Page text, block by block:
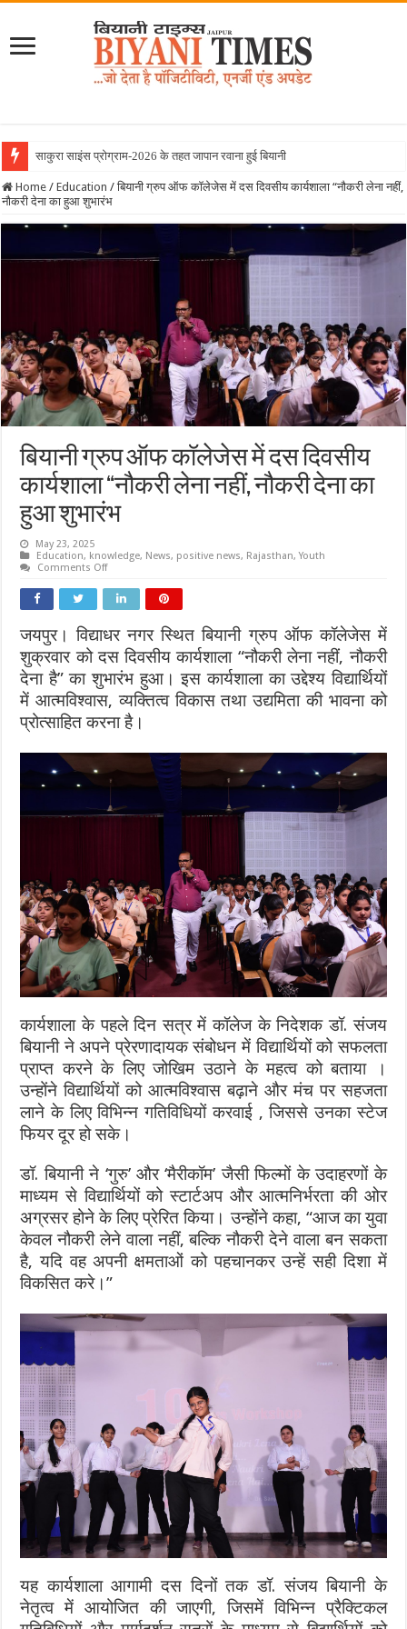
साकुरा साइंस प्रोग्राम-2026 के तहत जापान रवाना हुई बियानी ग्रुप ऑफ कॉलेजेज क
Home / Education / बियानी ग्रुप ऑफ कॉलेजेस में दस दिवसीय कार्यशाला “नौकरी लेना नहीं,
नौकरी देना का हुआ शुभारंभ
बियानी ग्रुप ऑफ कॉलेजेस में दस दिवसीय
कार्यशाला “नौकरी लेना नहीं, नौकरी देना का
हुआ शुभारंभ
May 23, 2025
Education, knowledge, News, positive news, Rajasthan,Youth
Comments Offon
ग्रुप
ऑफ
कॉलेजेस
दस
दिवसीय
कार्यशाला
“नौकरी
लेना
नहीं,
नौकरी
देना
का
शुभारंभ
जयपुर। विद्याधर नगर स्थित बियानी ग्रुप ऑफ कॉलेजेस में
शुक्रवार को दस दिवसीय कार्यशाला “नौकरी लेना नहीं, नौकरी
देना है” का शुभारंभ हुआ। इस कार्यशाला का उद्देश्य विद्यार्थियों
में आत्मविश्वास, व्यक्तित्व विकास तथा उद्यमिता की भावना को
प्रोत्साहित करना है।
कार्यशाला के पहले दिन सत्र में कॉलेज के निदेशक डॉ. संजय
बियानी ने अपने प्रेरणादायक संबोधन में विद्यार्थियों को सफलता
प्राप्त करने के लिए जोखिम उठाने के महत्व को बताया ।
उन्होंने विद्यार्थियों को आत्मविश्वास बढ़ाने और मंच पर सहजता
लाने के लिए विभिन्न गतिविधियों करवाई , जिससे उनका स्टेज
फियर दूर हो सके।
डॉ. बियानी ने ‘गुरु’ और ‘मैरीकॉम’ जैसी फिल्मों के उदाहरणों के
माध्यम से विद्यार्थियों को स्टार्टअप और आत्मनिर्भरता की ओर
अग्रसर होने के लिए प्रेरित किया। उन्होंने कहा, “आज का युवा
केवल नौकरी लेने वाला नहीं, बल्कि नौकरी देने वाला बन सकता
है, यदि वह अपनी क्षमताओं को पहचानकर उन्हें सही दिशा में
विकसित करे।”
यह कार्यशाला आगामी दस दिनों तक डॉ. संजय बियानी के
नेतृत्व में आयोजित की जाएगी, जिसमें विभिन्न प्रैक्टिकल